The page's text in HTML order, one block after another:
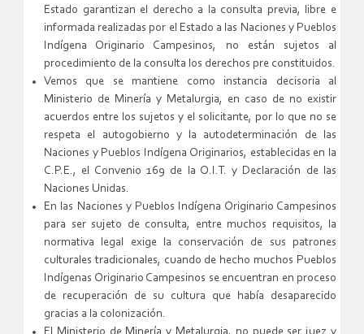
Estado garantizan el derecho a la consulta previa, libre e
informada realizadas por el Estado a las Naciones y Pueblos
Indígena Originario Campesinos, no están sujetos al
procedimiento de la consulta los derechos pre constituidos.
Vemos que se mantiene como instancia decisoria al
Ministerio de Minería y Metalurgia, en caso de no existir
acuerdos entre los sujetos y el solicitante, por lo que no se
respeta el autogobierno y la autodeterminación de las
Naciones y Pueblos Indígena Originarios, establecidas en la
C.P.E., el Convenio 169 de la O.I.T. y Declaración de las
Naciones Unidas.
En las Naciones y Pueblos Indígena Originario Campesinos
para ser sujeto de consulta, entre muchos requisitos, la
normativa legal exige la conservación de sus patrones
culturales tradicionales, cuando de hecho muchos Pueblos
Indígenas Originario Campesinos se encuentran en proceso
de recuperación de su cultura que había desaparecido
gracias a la colonización.